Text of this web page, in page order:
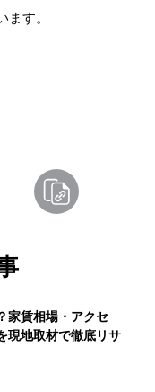
す。
家賃相場・アクセ
現地取材で徹底リサ